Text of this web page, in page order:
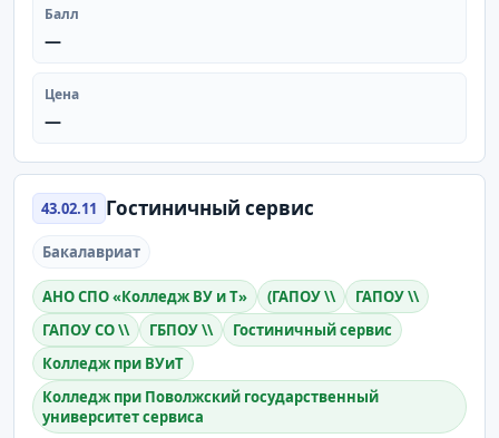
Балл
—
Цена
—
43.02.11 Гостиничный сервис
Бакалавриат
АНО СПО «Колледж ВУ и Т» (ГАПОУ \\
ГАПОУ \\
ГАПОУ СО \\
ГБПОУ \\
Гостиничный сервис
Колледж при ВУиТ
Колледж при Поволжский государственный
университет сервиса